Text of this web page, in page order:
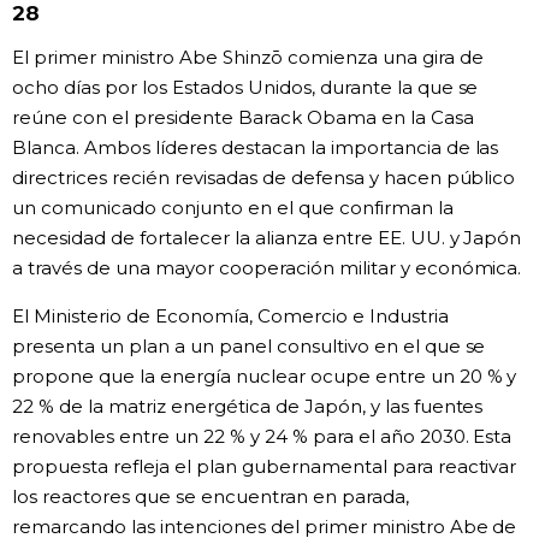
28
El primer ministro Abe Shinzō comienza una gira de
ocho días por los Estados Unidos, durante la que se
reúne con el presidente Barack Obama en la Casa
Blanca. Ambos líderes destacan la importancia de las
directrices recién revisadas de defensa y hacen público
un comunicado conjunto en el que confirman la
necesidad de fortalecer la alianza entre EE. UU. y Japón
a través de una mayor cooperación militar y económica.
El Ministerio de Economía, Comercio e Industria
presenta un plan a un panel consultivo en el que se
propone que la energía nuclear ocupe entre un 20 % y
22 % de la matriz energética de Japón, y las fuentes
renovables entre un 22 % y 24 % para el año 2030. Esta
propuesta refleja el plan gubernamental para reactivar
los reactores que se encuentran en parada,
remarcando las intenciones del primer ministro Abe de